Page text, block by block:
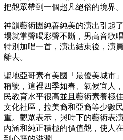
把觀眾帶到一個超凡絕俗的境界。
神韻藝術團純善純美的演出引起
場就掌聲喝彩聲不斷，男高音歌
特別加唱一首，演出結束後，演
離去。
聖地亞哥素有美國「最優美城市
稱號，這裡四季如春、氣候宜人
民教育水平很高並且藝術素養極
文化社區，拉美裔和亞裔等少數
重。觀眾表示，與時下的藝術表
內涵和純正積極的價值觀，使人